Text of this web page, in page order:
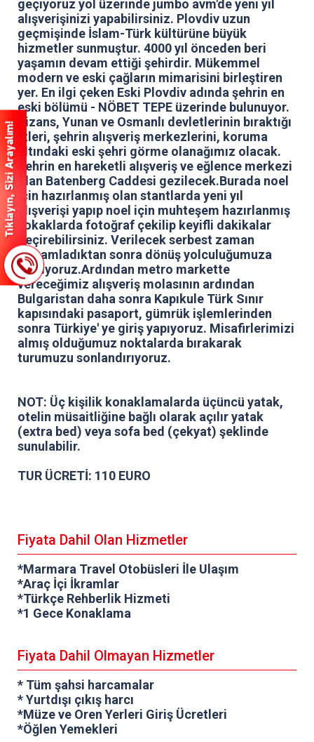
geçiyoruz yol üzerinde jumbo avm'de yeni yıl
alışverişinizi yapabilirsiniz. Plovdiv uzun
geçmişinde İslam-Türk kültürüne büyük
hizmetler sunmuştur. 4000 yıl önceden beri
yaşamın devam ettiği şehirdir. Mükemmel
modern ve eski çağların mimarisini birleştiren
yer. En ilgi çeken Eski Plovdiv adında şehrin en
eski bölümü - NÖBET TEPE üzerinde bulunuyor.
Bizans, Yunan ve Osmanlı devletlerinin bıraktığı
izleri, şehrin alışveriş merkezlerini, koruma
altındaki eski şehri görme olanağımız olacak.
Şehrin en hareketli alışveriş ve eğlence merkezi
olan Batenberg Caddesi gezilecek.Burada noel
için hazırlanmış olan stantlarda yeni yıl
alışverişi yapıp noel için muhteşem hazırlanmış
sokaklarda fotoğraf çekilip keyifli dakikalar
geçirebilirsiniz. Verilecek serbest zaman
tamamladıktan sonra dönüş yolculuğumuza
başlıyoruz.Ardından metro markette
vereceğimiz alışveriş molasının ardından
Bulgaristan daha sonra Kapıkule Türk Sınır
kapısındaki pasaport, gümrük işlemlerinden
sonra Türkiye' ye giriş yapıyoruz. Misafirlerimizi
almış olduğumuz noktalarda bırakarak
turumuzu sonlandırıyoruz.
NOT: Üç kişilik konaklamalarda üçüncü yatak,
otelin müsaitliğine bağlı olarak açılır yatak
(extra bed) veya sofa bed (çekyat) şeklinde
sunulabilir.
TUR ÜCRETİ: 110 EURO
Fiyata Dahil Olan Hizmetler
*Marmara Travel Otobüsleri İle Ulaşım
*Araç İçi İkramlar
*Türkçe Rehberlik Hizmeti
*1 Gece Konaklama
Fiyata Dahil Olmayan Hizmetler
* Tüm şahsi harcamalar
* Yurtdışı çıkış harcı
*Müze ve Oren Yerleri Giriş Ücretleri
*Öğlen Yemekleri